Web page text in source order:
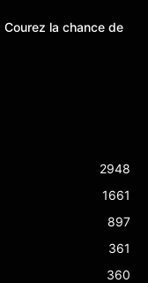
Courez la chance de
2948
1661
897
361
360